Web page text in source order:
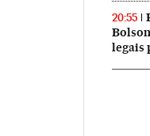
20:55
legais